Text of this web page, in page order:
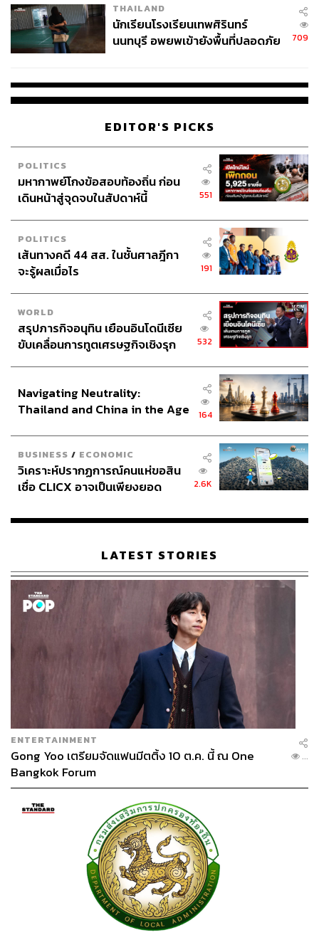
จ่ายหนี้-แอบระบุแบรนด์
THAILAND
นักเรียนโรงเรียนเทพศิรินทร์
นนทบุรี อพยพเข้ายังพื้นที่ปลอดภัย
709
EDITOR'S PICKS
POLITICS
มหากาพย์โกงข้อสอบท้องถิ่น ก่อน
เดินหน้าสู่จุดจบในสัปดาห์นี้
551
POLITICS
เส้นทางคดี 44 สส. ในชั้นศาลฎีกา
จะรู้ผลเมื่อไร
191
WORLD
สรุปภารกิจอนุทิน เยือนอินโดนีเซีย
ขับเคลื่อนการทูตเศรษฐกิจเชิงรุก
532
Navigating Neutrality:
Thailand and China in the Age
164
BUSINESS / ECONOMIC
วิเคราะห์ปรากฏการณ์คนแห่ขอสิน
เชื่อ CLICX อาจเป็นเพียงยอด
เรือนไทยที่ถูกซุกไว้
2.6K
LATEST STORIES
ENTERTAINMENT
Gong Yoo เตรียมจัดแฟนมีตติ้ง 10 ต.ค. นี้ ณ One
Bangkok Forum
...